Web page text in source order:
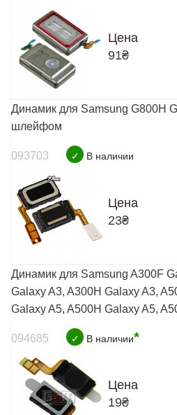
Цена
91₴
Динамик для Samsung G800H
шлейфом
093703 ✓ В наличии
Цена
23₴
Динамик для Samsung A300F
Galaxy A3, A300H Galaxy A3,
Galaxy A5, A500H Galaxy A5,
094685 ✓ В наличии*
Цена
19₴